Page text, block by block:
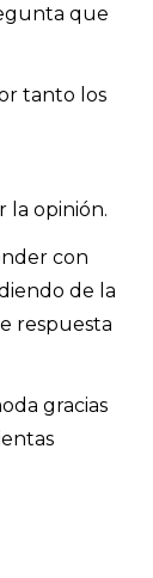
que
tanto los
la opinión.
con
de la
respuesta
gracias